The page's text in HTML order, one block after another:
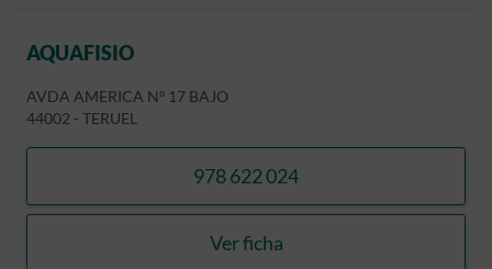
AQUAFISIO
AVDA AMERICA Nº 17 BAJO
44002 - TERUEL
978 622 024
llamar AQUAFISIO
Ver ficha
AQUAFISIO